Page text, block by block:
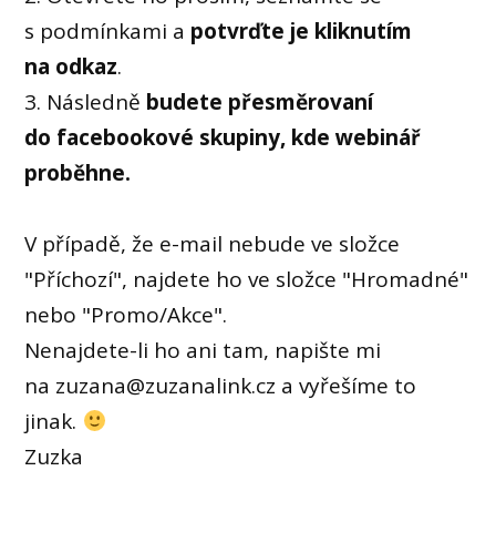
s podmínkami a potvrďte je kliknutím
na odkaz.
3. Následně budete přesměrovaní
do facebookové skupiny, kde webinář
proběhne.
V případě, že e-mail nebude ve složce
"Příchozí", najdete ho ve složce "Hromadné"
nebo "Promo/Akce".
Nenajdete-li ho ani tam, napište mi
na zuzana@zuzanalink.cz a vyřešíme to
jinak.
Zuzka